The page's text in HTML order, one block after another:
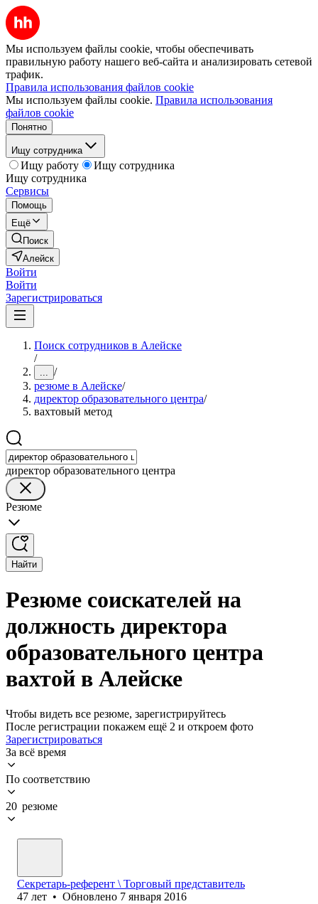
Мы используем файлы cookie, чтобы обеспечивать
правильную работу нашего веб-сайта и анализировать сетевой
трафик.
Правила использования файлов cookie
Мы используем файлы cookie. Правила использования
файлов cookie
Понятно
Ищу сотрудника
Ищу работу
Ищу сотрудника
Ищу сотрудника
Сервисы
Помощь
Ещё
Поиск
Алейск
Войти
Войти
Зарегистрироваться
Поиск сотрудников в Алейске
/
... /
резюме в Алейске/
директор образовательного центра/
вахтовый метод
директор образовательного центра
Резюме
Найти
Резюме соискателей на
должность директора
образовательного центра
вахтой в Алейске
Чтобы видеть все резюме, зарегистрируйтесь
После регистрации покажем ещё 2 и откроем фото
Зарегистрироваться
За всё время
По соответствию
20 резюме
Секретарь-референт \ Торговый представитель
47 лет • Обновлено 7 января 2016